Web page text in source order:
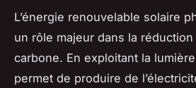
L’énergie renouvelable solaire
un rôle majeur dans la réduction
carbone. En exploitant la
permet de produire de